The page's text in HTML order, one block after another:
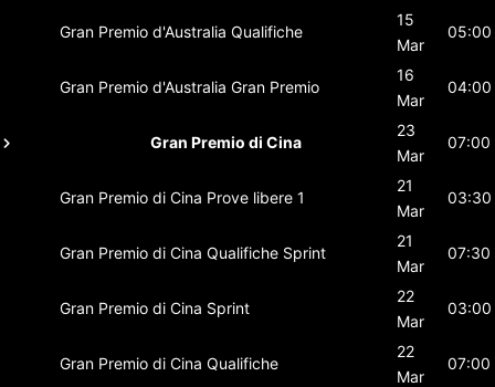
Gran Premio d'Australia Qualifiche
15
Mar
05:00
Gran Premio d'Australia Gran Premio
16
Mar
04:00
Gran Premio di Cina
23
Mar
07:00
Gran Premio di Cina Prove libere 1
21
Mar
03:30
Gran Premio di Cina Qualifiche Sprint
21
Mar
07:30
Gran Premio di Cina Sprint
22
Mar
03:00
Gran Premio di Cina Qualifiche
22
Mar
07:00